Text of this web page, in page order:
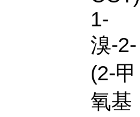
1-
溴-2-
(2-甲
氧基